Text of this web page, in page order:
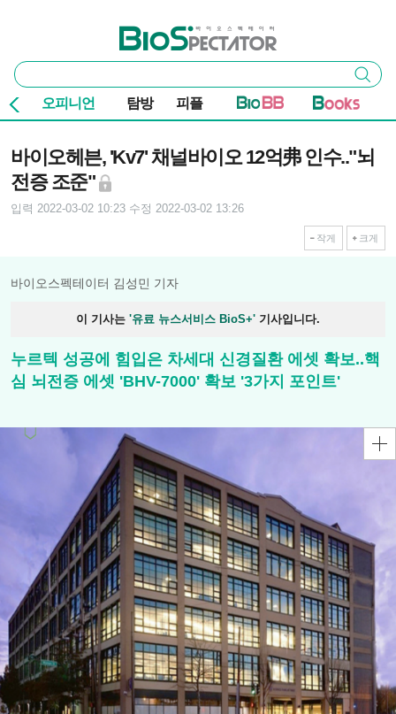
바이오스펙테이터
통
합
검
색
검색
오피니언 탐방 피플
바이오헤븐, 'Kv7' 채널바이오 12억弗 인수.."뇌
전증 조준"
입력 2022-03-02 10:23 수정 2022-03-02 13:26
작게 크게
바이오스펙테이터 김성민 기자
이 기사는 '유료 뉴스서비스 BioS+' 기사입니다.
누르텍 성공에 힘입은 차세대 신경질환 에셋 확보..핵
심 뇌전증 에셋 'BHV-7000' 확보 '3가지 포인트'